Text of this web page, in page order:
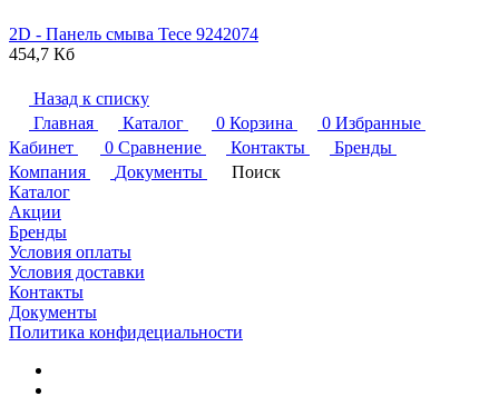
2D - Панель смыва Tece 9242074
454,7 Кб
Назад к списку
Главная
Каталог 0 Корзина 0 Избранные
Кабинет
0 Сравнение Контакты
Бренды
Компания
Документы
Поиск
Каталог
Акции
Бренды
Условия оплаты
Условия доставки
Контакты
Документы
Политика конфидециальности